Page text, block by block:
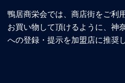
鴨居商栄会では、商店街をご利
お買い物して頂けるように、神
への登録・提示を加盟店に推奨